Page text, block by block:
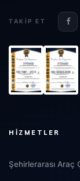
TAKIP ET
HIZMETLER
Şehirlerarası Araç